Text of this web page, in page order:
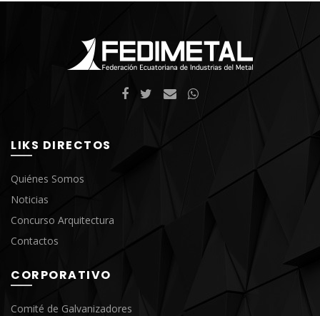
LIKS DIRECTOS
Quiénes Somos
Noticias
Concurso Arquitectura
Contactos
CORPORATIVO
Comité de Galvanizadores